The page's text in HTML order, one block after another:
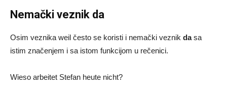
Nemački veznik da
Osim veznika weil često se koristi i nemački veznik dasa
istim značenjem i sa istom funkcijom u rečenici.
Wieso arbeitet Stefan heute nicht?